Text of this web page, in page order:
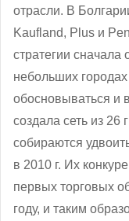
отрасли. В
Kaufland, Plus и
стратегии сначала
небольших
обосновываться и
создала сеть из 26
собираются
в 2010 г. Их
первых торговых
году, и таким